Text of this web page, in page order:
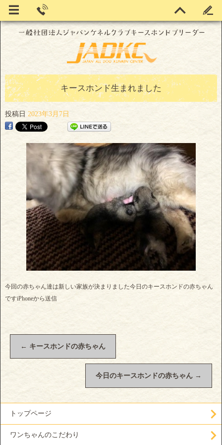
キースホンド生まれました
投稿日 2023年3月7日
今回の赤ちゃん達は新しい家族が決まりました今日のキースホンドの赤ちゃん
ですiPhoneから送信
← キースホンドの赤ちゃん
今日のキースホンドの赤ちゃん →
トップページ
ワンちゃんのこだわり